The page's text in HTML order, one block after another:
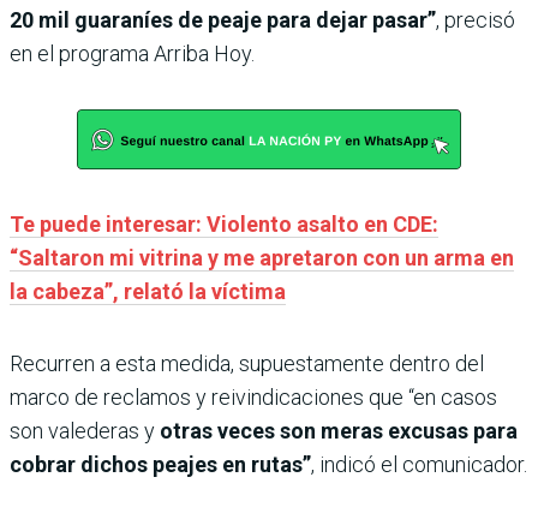
20 mil guaraníes de peaje para dejar pasar”, precisó
en el programa Arriba Hoy.
Te puede interesar: Violento asalto en CDE:
“Saltaron mi vitrina y me apretaron con un arma en
la cabeza”, relató la víctima
Recurren a esta medida, supuestamente dentro del
marco de reclamos y reivindicaciones que “en casos
son valederas y otras veces son meras excusas para
cobrar dichos peajes en rutas”, indicó el comunicador.